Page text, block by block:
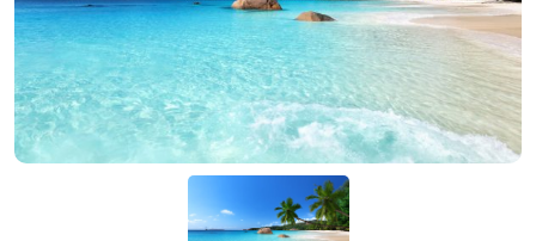
KIỆN
NGÀNH
BẾP